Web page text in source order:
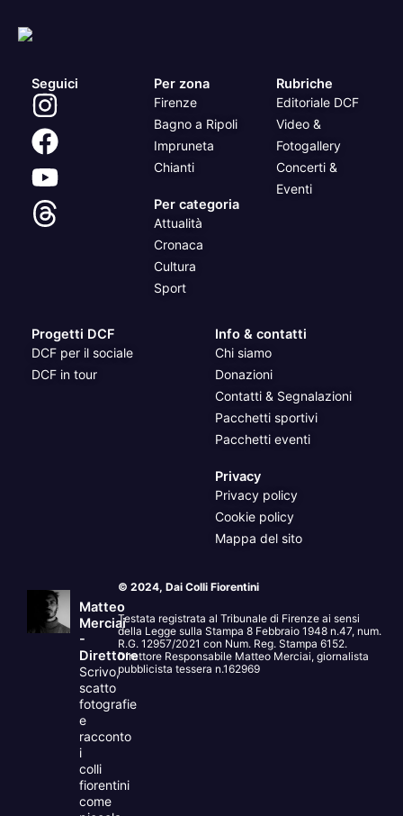
Seguici Per zona
Firenze
Bagno a Ripoli
Impruneta
Chianti
Per categoria
Attualità
Cronaca
Cultura
Sport
Rubriche
Editoriale DCF
Video &
Fotogallery
Concerti &
Eventi
Progetti DCF
DCF per il sociale
DCF in tour
Info & contatti
Chi siamo
Donazioni
Contatti & Segnalazioni
Pacchetti sportivi
Pacchetti eventi
Privacy
Privacy policy
Cookie policy
Mappa del sito
Matteo
Merciai
-
Direttore
Scrivo,
scatto
fotografie
e
racconto
i
colli
fiorentini
come
© 2024, Dai Colli Fiorentini
Testata registrata al Tribunale di Firenze ai sensi
della Legge sulla Stampa 8 Febbraio 1948 n.47, num.
R.G. 12957/2021 con Num. Reg. Stampa 6152.
Direttore Responsabile Matteo Merciai, giornalista
pubblicista tessera n.162969